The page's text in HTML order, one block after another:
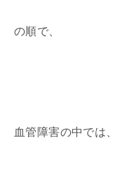
の順で、
血管障害の中では、